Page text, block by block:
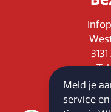
E-mail:
Meld je
service